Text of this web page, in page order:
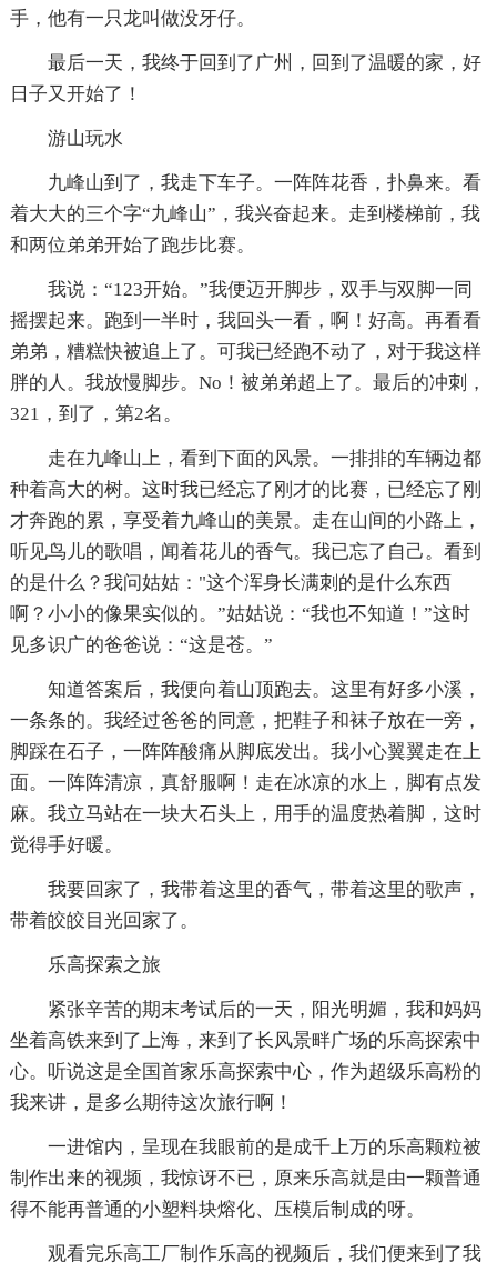
手，他有一只龙叫做没牙仔。
最后一天，我终于回到了广州，回到了温暖的家，好
日子又开始了！
游山玩水
九峰山到了，我走下车子。一阵阵花香，扑鼻来。看
着大大的三个字“九峰山”，我兴奋起来。走到楼梯前，我
和两位弟弟开始了跑步比赛。
我说：“123开始。”我便迈开脚步，双手与双脚一同
摇摆起来。跑到一半时，我回头一看，啊！好高。再看看
弟弟，糟糕快被追上了。可我已经跑不动了，对于我这样
胖的人。我放慢脚步。No！被弟弟超上了。最后的冲刺，
321，到了，第2名。
走在九峰山上，看到下面的风景。一排排的车辆边都
种着高大的树。这时我已经忘了刚才的比赛，已经忘了刚
才奔跑的累，享受着九峰山的美景。走在山间的小路上，
听见鸟儿的歌唱，闻着花儿的香气。我已忘了自己。看到
的是什么？我问姑姑："这个浑身长满刺的是什么东西
啊？小小的像果实似的。”姑姑说：“我也不知道！”这时
见多识广的爸爸说：“这是苍。”
知道答案后，我便向着山顶跑去。这里有好多小溪，
一条条的。我经过爸爸的同意，把鞋子和袜子放在一旁，
脚踩在石子，一阵阵酸痛从脚底发出。我小心翼翼走在上
面。一阵阵清凉，真舒服啊！走在冰凉的水上，脚有点发
麻。我立马站在一块大石头上，用手的温度热着脚，这时
觉得手好暖。
我要回家了，我带着这里的香气，带着这里的歌声，
带着皎皎目光回家了。
乐高探索之旅
紧张辛苦的期末考试后的一天，阳光明媚，我和妈妈
坐着高铁来到了上海，来到了长风景畔广场的乐高探索中
心。听说这是全国首家乐高探索中心，作为超级乐高粉的
我来讲，是多么期待这次旅行啊！
一进馆内，呈现在我眼前的是成千上万的乐高颗粒被
制作出来的视频，我惊讶不已，原来乐高就是由一颗普通
得不能再普通的小塑料块熔化、压模后制成的呀。
观看完乐高工厂制作乐高的视频后，我们便来到了我